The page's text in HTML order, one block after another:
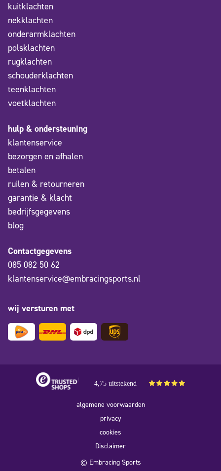
kuitklachten
nekklachten
onderarmklachten
polsklachten
rugklachten
schouderklachten
teenklachten
voetklachten
hulp & ondersteuning
klantenservice
bezorgen en afhalen
betalen
ruilen & retourneren
garantie & klacht
bedrijfsgegevens
blog
Contactgegevens
085 082 50 62
klantenservice@embracingsports.nl
wij versturen met
4,75 uitstekend
algemene voorwaarden
privacy
cookies
Disclaimer
© Embracing Sports